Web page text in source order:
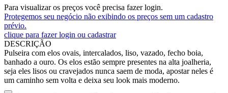
Para visualizar os preços você precisa fazer login.
Protegemos seu negócio não exibindo os preços sem um cadastro
prévio.
clique para fazer login ou cadastrar
DESCRIÇÃO
Pulseira com elos ovais, intercalados, liso, vazado, fecho boia,
banhado a ouro. Os elos estão sempre presentes na alta joalheria,
seja eles lisos ou cravejados nunca saem de moda, apostar neles é
um caminho sem volta e deixa seu look mais moderno.